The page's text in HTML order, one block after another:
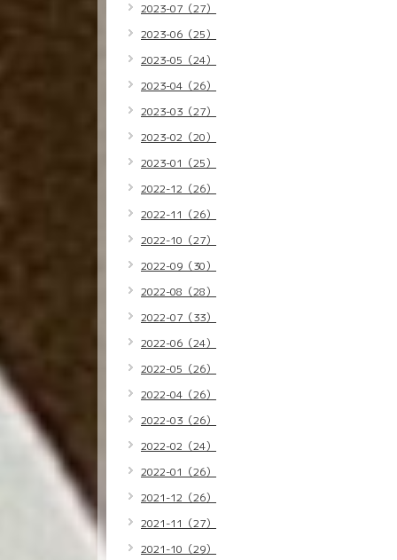
2023-07（27）
2023-06（25）
2023-05（24）
2023-04（26）
2023-03（27）
2023-02（20）
2023-01（25）
2022-12（26）
2022-11（26）
2022-10（27）
2022-09（30）
2022-08（28）
2022-07（33）
2022-06（24）
2022-05（26）
2022-04（26）
2022-03（26）
2022-02（24）
2022-01（26）
2021-12（26）
2021-11（27）
2021-10（29）